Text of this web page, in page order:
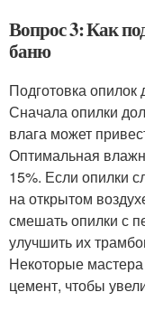
Вопрос 3: Как
баню
Подготовка
Сначала опилки
влага может
Оптимальная
15%. Если опилки
на открытом
смешать опилки с
улучшить их
Некоторые
цемент, чтобы